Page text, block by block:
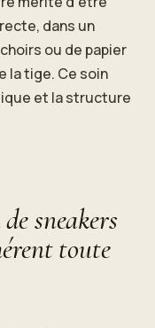
dans un
ou de papier
la tige. Ce soin
et la structure
sneakers
toute